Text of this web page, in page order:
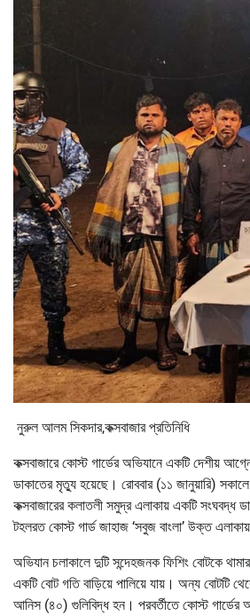
নুরুল আলম সিকদার,কক্সবাজার প্রতিনিধি
কক্সবাজারে কোস্ট গার্ডের অভিযানে একটি দেশীয়
ডাকাতের মৃত্যু হয়েছে। রোববার (১১ জানুয়ারি) সকালে
কক্সবাজারের কলাতলী সমুদ্র এলাকায় একটি সংঘবদ্ধ
টহলরত কোস্ট গার্ড জাহাজ ‘সবুজ বাংলা’ উক্ত
অভিযান চলাকালে দুটি সন্দেহজনক ফিশিং বোটকে
একটি বোট গতি বাড়িয়ে পালিয়ে যায়। অন্য বোটটি
আনিস (৪০) গুলিবিদ্ধ হন। পরবর্তীতে কোস্ট